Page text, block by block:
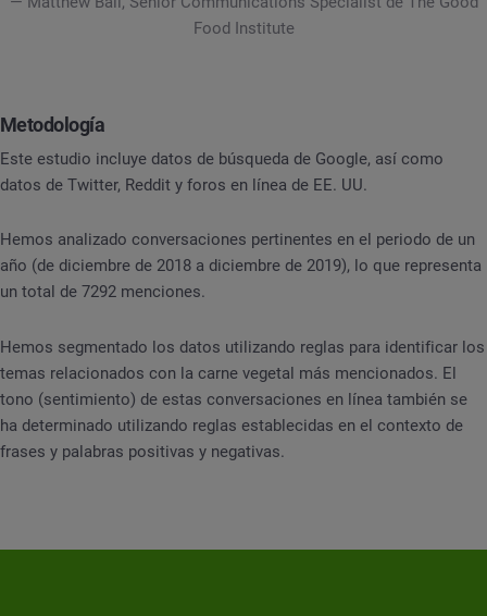
Food Institute
Metodología
Este estudio incluye datos de búsqueda de Google, así como
datos de Twitter, Reddit y foros en línea de EE. UU.
Hemos analizado conversaciones pertinentes en el periodo de un
año (de diciembre de 2018 a diciembre de 2019), lo que representa
un total de 7292 menciones.
Hemos segmentado los datos utilizando reglas para identificar los
temas relacionados con la carne vegetal más mencionados. El
tono (sentimiento) de estas conversaciones en línea también se
ha determinado utilizando reglas establecidas en el contexto de
frases y palabras positivas y negativas.